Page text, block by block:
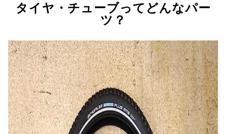
タイヤ・チューブってどんなパー
ツ？